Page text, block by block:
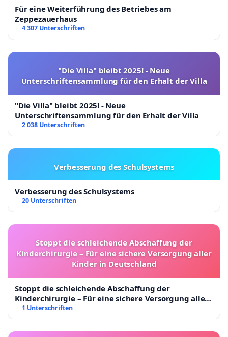
Für eine Weiterführung des Betriebes am
Zeppezauerhaus
4 307 Unterschriften
"Die Villa" bleibt 2025! - Neue
Unterschriftensammlung für den Erhalt der Villa
"Die Villa" bleibt 2025! - Neue
Unterschriftensammlung für den Erhalt der Villa
2 038 Unterschriften
Verbesserung des Schulsystems
Verbesserung des Schulsystems
20 Unterschriften
Stoppt die schleichende Abschaffung der
Kinderchirurgie – Für eine sichere Versorgung aller
Kinder in Deutschland
Stoppt die schleichende Abschaffung der
Kinderchirurgie – Für eine sichere Versorgung aller
Kinder in Deutschland
1 Unterschriften